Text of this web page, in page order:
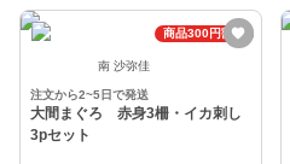
商品300円割引
南 沙弥佳
注文から2~5日で発送
大間まぐろ 赤身3柵・イカ刺し
3pセット